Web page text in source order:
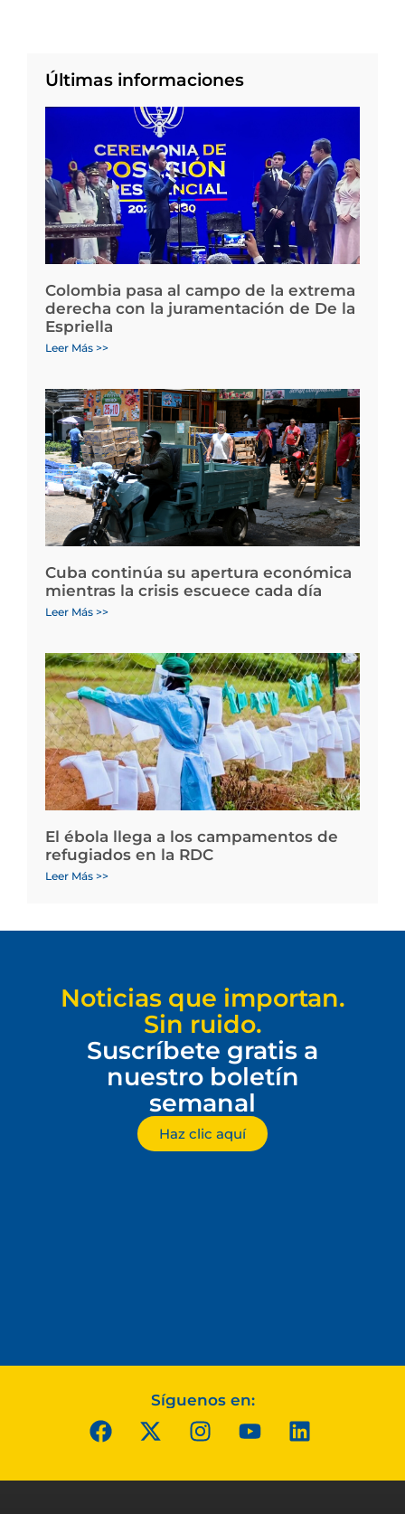
Últimas informaciones
Colombia pasa al campo de la extrema
derecha con la juramentación de De la
Espriella
Leer Más >>
Cuba continúa su apertura económica
mientras la crisis escuece cada día
Leer Más >>
El ébola llega a los campamentos de
refugiados en la RDC
Leer Más >>
Noticias que importan.
Sin ruido.
Suscríbete gratis a
nuestro boletín
semanal
Haz clic aquí
Síguenos en: